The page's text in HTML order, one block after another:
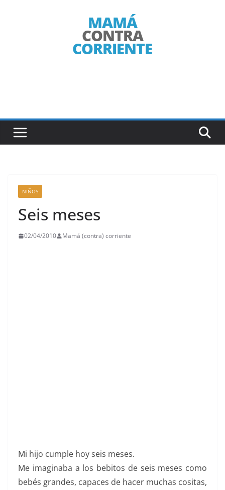
NIÑOS
Seis meses
02/04/2010 Mamá (contra) corriente
Mi hijo cumple hoy seis meses.
Me imaginaba a los bebitos de seis meses como
bebés grandes, capaces de hacer muchas cositas,